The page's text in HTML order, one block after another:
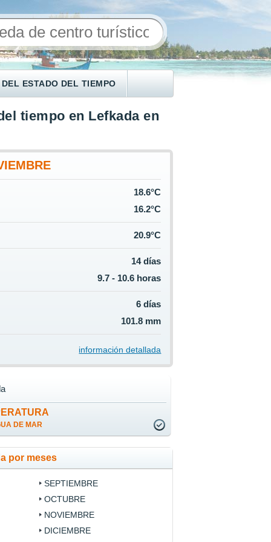
ESTADO DEL TIEMPO
tiempo en Lefkada en
18.6°C
16.2°C
20.9°C
14 días
9.7 - 10.6 horas
6 días
101.8 mm
información detallada
DE MAR
por meses
SEPTIEMBRE
OCTUBRE
NOVIEMBRE
DICIEMBRE